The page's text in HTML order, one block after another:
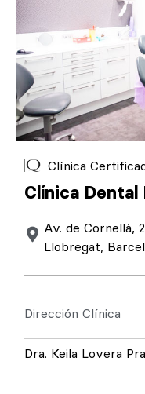
Clínica
Clínica Dental
Av. de Cornellà,
Llobregat,
Dirección Clínica
Dra. Keila Lovera